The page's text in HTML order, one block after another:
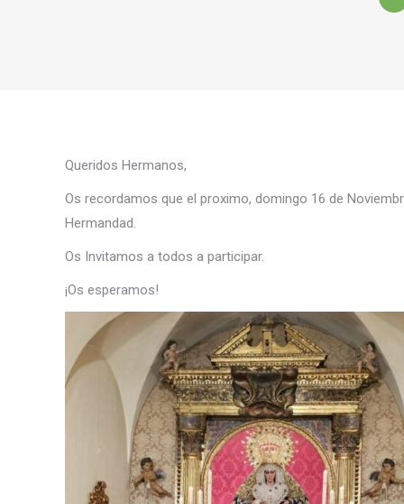
Queridos Hermanos,
Os recordamos que el proximo, domingo 16 de
Hermandad.
Os Invitamos a todos a participar.
¡Os esperamos!